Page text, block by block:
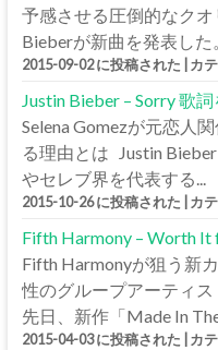
予感させる圧倒的なク
Bieberが新曲を発表した
2015-09-02 に投稿された カ
Justin Bieber – Sorry 歌
Selena Gomezが元恋人
る理由とは Justin
やセレブ界を代表する...
2015-10-26 に投稿された カ
Fifth Harmony – Worth It
Fifth Harmonyが狙う新
性のグループアーティス
先日、新作「Made In
2015-04-03 に投稿された カ